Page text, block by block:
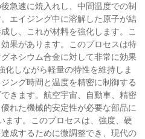
急速に焼入れし、中間温度での制
エイジング中に溶解した原子が結
し、これが材料を強化します。こ
果があります。このプロセスは特
ネシウム合金に対して非常に効果
化しながら軽量の特性を維持しま
ング時間と温度を精密に制御する
きます。航空宇宙、自動車、精密
れた機械的安定性が必要な部品に
ます。このプロセスは、強度、硬
成するために微調整でき、現代の